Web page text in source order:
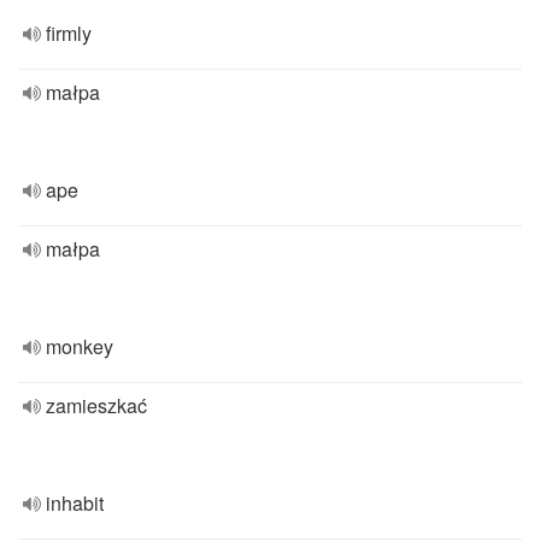
firmly
małpa
ape
małpa
monkey
zamieszkać
inhabit